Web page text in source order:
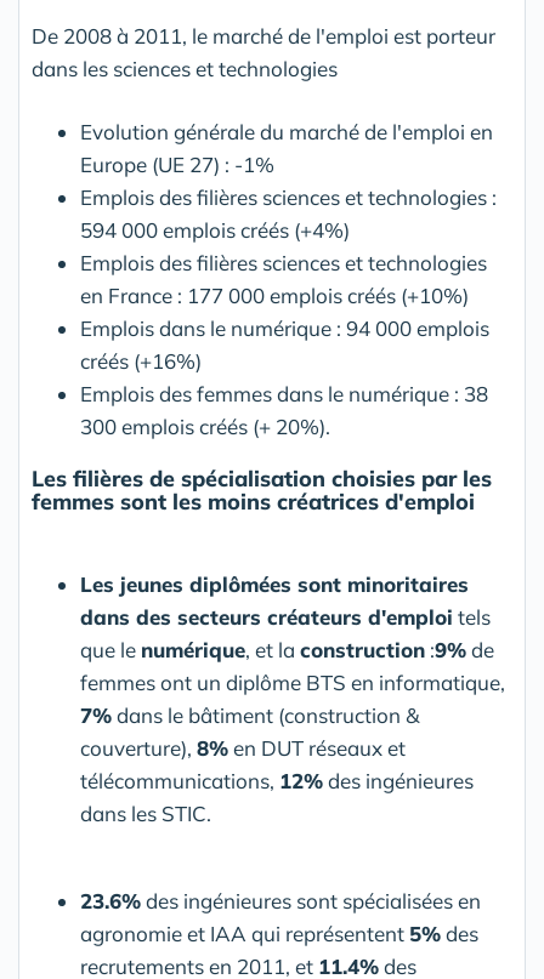
De 2008 à 2011, le marché de l'emploi est porteur
dans les sciences et technologies
Evolution générale du marché de l'emploi en
Europe (UE 27) : -1%
Emplois des filières sciences et technologies :
594 000 emplois créés (+4%)
Emplois des filières sciences et technologies
en France : 177 000 emplois créés (+10%)
Emplois dans le numérique : 94 000 emplois
créés (+16%)
Emplois des femmes dans le numérique : 38
300 emplois créés (+ 20%).
Les filières de spécialisation choisies par les
femmes sont les moins créatrices d'emploi
Les jeunes diplômées sont minoritaires
dans des secteurs créateurs d'emploi tels
que le numérique, et la construction :9%de
femmes ont un diplôme BTS en informatique,
7%dans le bâtiment (construction &
couverture), 8%en DUT réseaux et
télécommunications, 12%des ingénieures
dans les STIC.
23.6%des ingénieures sont spécialisées en
agronomie et IAA qui représentent 5%des
recrutements en 2011, et 11.4%des